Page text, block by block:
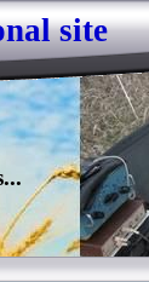
site